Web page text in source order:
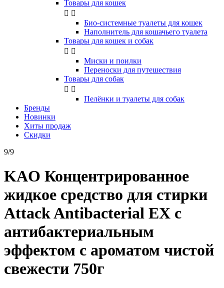
Товары для кошек
 
Био-системные туалеты для кошек
Наполнитель для кошачьего туалета
Товары для кошек и собак
 
Миски и поилки
Переноски для путешествия
Товары для собак
 
Пелёнки и туалеты для собак
Бренды
Новинки
Хиты продаж
Скидки
9/9
KAO Концентрированное
жидкое средство для стирки
Attack Antibacterial EX с
антибактериальным
эффектом с ароматом чистой
свежести 750г